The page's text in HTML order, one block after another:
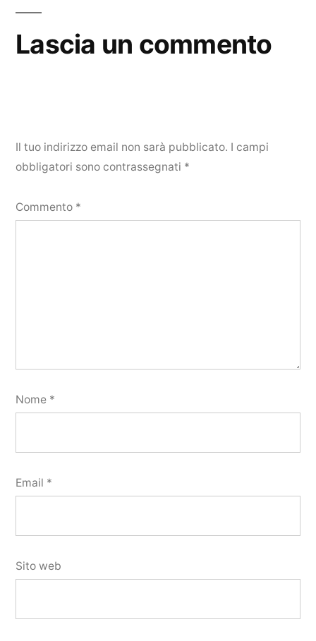
Lascia un commento
Il tuo indirizzo email non sarà pubblicato. I campi
obbligatori sono contrassegnati *
Commento *
Nome *
Email *
Sito web